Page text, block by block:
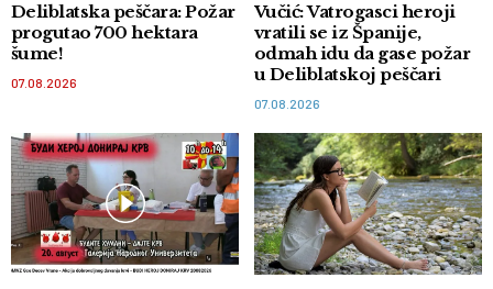
Deliblatska peščara: Požar
progutao 700 hektara
šume!
07.08.2026
Vučić: Vatrogasci heroji
vratili se iz Španije,
odmah idu da gase požar
u Deliblatskoj peščari
07.08.2026